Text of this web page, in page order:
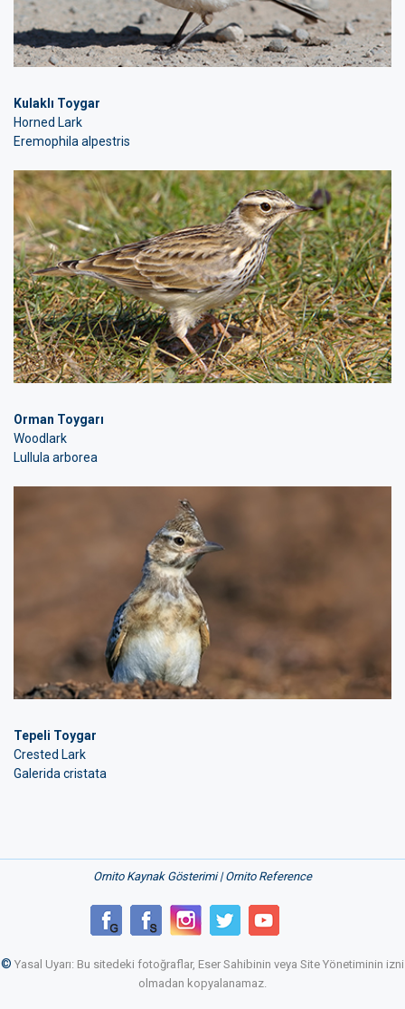
Kulaklı Toygar
Horned Lark
Eremophila alpestris
Orman Toygarı
Woodlark
Lullula arborea
Tepeli Toygar
Crested Lark
Galerida cristata
Ornito Kaynak Gösterimi | Ornito Reference
© Yasal Uyarı: Bu sitedeki fotoğraflar, Eser Sahibinin veya Site Yönetiminin izni
olmadan kopyalanamaz.